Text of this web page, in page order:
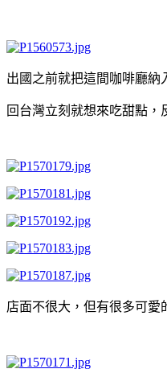
出國之前就把這間咖啡廳納
回台灣立刻就想來吃甜點，
店面不很大，但有很多可愛